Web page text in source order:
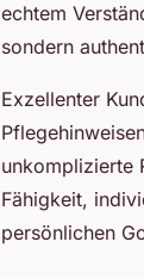
echtem
sondern
Exzellenter
unkomplizierte
Fähigkeit,
persönlichen